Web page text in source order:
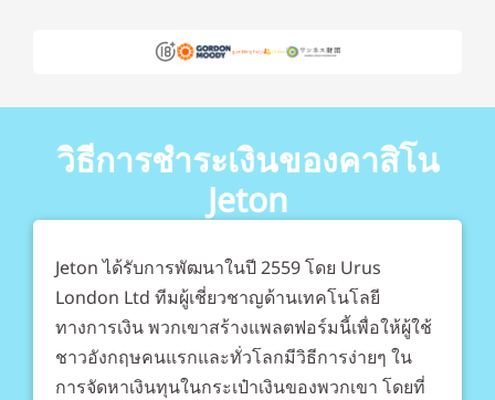
วิธีการชำระเงินของคาสิโน
Jeton
Jeton ได้รับการพัฒนาในปี 2559 โดย Urus
London Ltd ทีมผู้เชี่ยวชาญด้านเทคโนโลยี
ทางการเงิน พวกเขาสร้างแพลตฟอร์มนี้เพื่อให้ผู้ใช้
ชาวอังกฤษคนแรกและทั่วโลกมีวิธีการง่ายๆ ใน
การจัดหาเงินทุนในกระเป๋าเงินของพวกเขา โดยที่